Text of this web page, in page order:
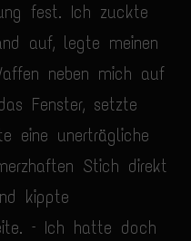
fest. Ich zuckte
auf, legte meinen
neben mich auf
Fenster, setzte
eine unerträgliche
Stich direkt
kippte
– Ich hatte doch